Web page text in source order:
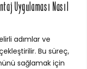
Uygulaması Nasıl
adımlar ve
Bu süreç,
sağlamak için